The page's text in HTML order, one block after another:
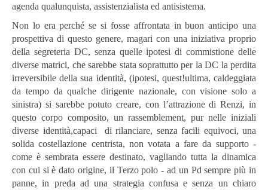
agenda qualunquista, assistenzialista ed antisistema.
Non lo era perché se si fosse affrontata in buon anticipo una
prospettiva di questo genere, magari con una iniziativa proprio
della segreteria DC, senza quelle ipotesi di commistione delle
diverse matrici, che sarebbe stata soprattutto per la DC la perdita
irreversibile della sua identità, (ipotesi, quest!ultima, caldeggiata
da tempo da qualche dirigente nazionale, con visione solo a
sinistra) si sarebbe potuto creare, con l’attrazione di Renzi, in
questo corpo composito, un rassemblement, pur nelle iniziali
diverse identità,capaci di rilanciare, senza facili equivoci, una
solida costellazione centrista, non votata a fare da supporto -
come è sembrata essere destinato, vagliando tutta la dinamica
con cui si è dato origine, il Terzo polo - ad un Pd sempre più in
panne, in preda ad una strategia confusa e senza un chiaro